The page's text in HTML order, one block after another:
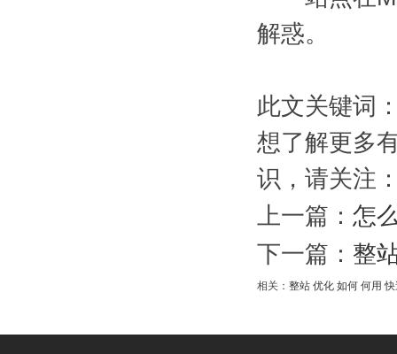
解惑。
此文关键词
想了解更多
识，请关注
上一篇： 怎
下一篇： 整
相关： 整站 优化 如何 何用